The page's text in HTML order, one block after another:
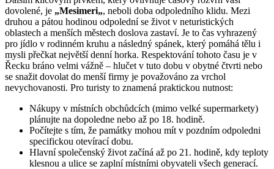
dovolené, je „Mesimeri„, neboli doba odpoledního klidu. Mezi
druhou a pátou hodinou odpolední se život v neturistických
oblastech a menších městech doslova zastaví. Je to čas vyhrazený
pro jídlo v rodinném kruhu a následný spánek, který pomáhá tělu i
mysli přečkat největší denní horka. Respektování tohoto času je v
Řecku bráno velmi vážně – hlučet v tuto dobu v obytné čtvrti nebo
se snažit dovolat do menší firmy je považováno za vrchol
nevychovanosti. Pro turisty to znamená praktickou nutnost:
Nákupy v místních obchůdcích (mimo velké supermarkety)
plánujte na dopoledne nebo až po 18. hodině.
Počítejte s tím, že památky mohou mít v pozdním odpoledni
specifickou otevírací dobu.
Hlavní společenský život začíná až po 21. hodině, kdy teploty
klesnou a ulice se zaplní místními obyvateli všech generací.